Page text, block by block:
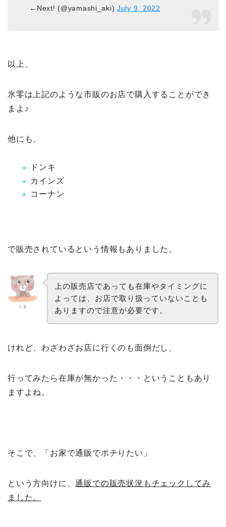
←Next! (@yamashi_aki)July 9, 2022
以上、
氷零は上記のような市販のお店で購入することができ
まよ♪
他にも、
ドンキ
カインズ
コーナン
で販売されているという情報もありました。
くま
上の販売店であっても在庫やタイミングに
よっては、お店で取り扱っていないことも
ありますので注意が必要です。
けれど、わざわざお店に行くのも面倒だし、
行ってみたら在庫が無かった・・・ということもあり
ますよね。
そこで、「お家で通販でポチりたい」
という方向けに、通販での販売状況もチェックしてみ
ました。